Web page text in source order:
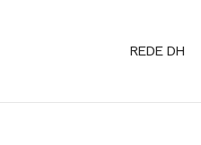
REDE DH